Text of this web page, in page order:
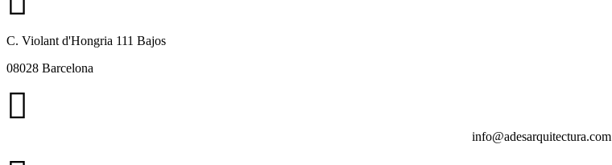
C. Violant d'Hongria 111 Bajos
08028 Barcelona
info@adesarquitectura.com